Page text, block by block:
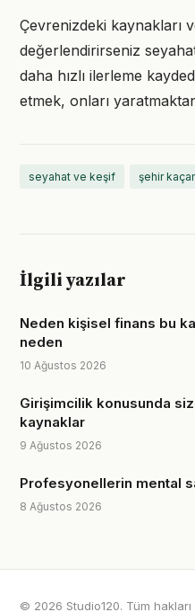
Çevrenizdeki kaynakları
değerlendirirseniz
daha hızlı ilerleme
etmek, onları
seyahat ve keşif şehir
İlgili yazılar
Neden kişisel finans bu
neden
10 Ağustos 2026
Girişimcilik konusunda
kaynaklar
9 Ağustos 2026
Profesyonellerin mental
8 Ağustos 2026
© 2026 Studio120. Tüm hakları